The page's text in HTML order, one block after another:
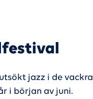
jazz i de vackra
i början av juni.